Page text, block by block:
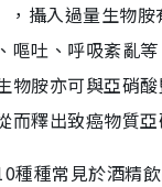
，攝入過量生物
嘔吐、呼吸紊亂
物胺亦可與亞硝
而釋出致癌物質亞
種種常見於酒精